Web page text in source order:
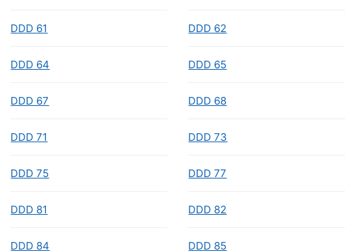
DDD 61 DDD 62
DDD 64 DDD 65
DDD 67 DDD 68
DDD 71 DDD 73
DDD 75 DDD 77
DDD 81 DDD 82
DDD 84 DDD 85